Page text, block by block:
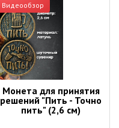
Видеообзор
Монета для принятия
решений "Пить - Точно
пить" (2,6 см)